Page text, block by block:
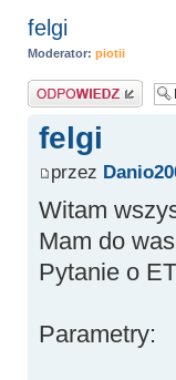
felgi
Moderator: piotii
Odpowiedz
felgi
przez
Witam
Mam do
Pytanie o
Parametry: